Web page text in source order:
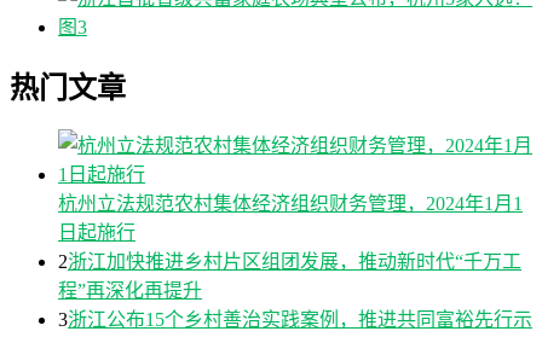
热门文章
杭州立法规范农村集体经济组织财务管理，2024年1月1
日起施行
2浙江加快推进乡村片区组团发展，推动新时代“千万工
程”再深化再提升
3浙江公布15个乡村善治实践案例，推进共同富裕先行示